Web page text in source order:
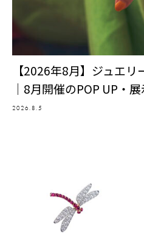
【2026年8月】ジュエ
｜8月開催のPOP UP・
2026.8.5